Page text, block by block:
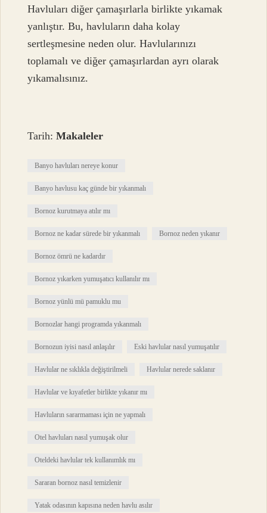
Havluları diğer çamaşırlarla birlikte yıkamak
yanlıştır. Bu, havluların daha kolay
sertleşmesine neden olur. Havlularınızı
toplamalı ve diğer çamaşırlardan ayrı olarak
yıkamalısınız.
Tarih:Makaleler
Banyo havluları nereye konur
Banyo havlusu kaç günde bir yıkanmalı
Bornoz kurutmaya atılır mı
Bornoz ne kadar sürede bir yıkanmalı Bornoz neden yıkanır
Bornoz ömrü ne kadardır
Bornoz yıkarken yumuşatıcı kullanılır mı
Bornoz yünlü mü pamuklu mu
Bornozlar hangi programda yıkanmalı
Bornozun iyisi nasıl anlaşılır Eski havlular nasıl yumuşatılır
Havlular ne sıklıkla değiştirilmeli Havlular nerede saklanır
Havlular ve kıyafetler birlikte yıkanır mı
Havluların sararmaması için ne yapmalı
Otel havluları nasıl yumuşak olur
Oteldeki havlular tek kullanımlık mı
Sararan bornoz nasıl temizlenir
Yatak odasının kapısına neden havlu asılır